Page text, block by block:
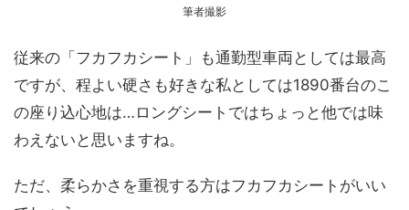
筆者撮影
従来の「フカフカシート」も通勤型車両としては最高
ですが、程よい硬さも好きな私としては1890番台のこ
の座り込心地は…ロングシートではちょっと他では味
わえないと思いますね。
ただ、柔らかさを重視する方はフカフカシートがいい